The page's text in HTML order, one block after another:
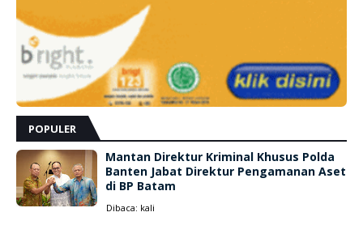
POPULER
Mantan Direktur Kriminal Khusus Polda
Banten Jabat Direktur Pengamanan Aset
di BP Batam
Dibaca: kali